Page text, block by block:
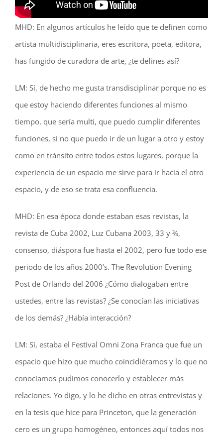
MHD: En algunos artículos he leído que te definen como
artista multidisciplinaria, eres escritora, poeta, editora,
has fungido de curadora de arte, ¿te defines así?
LM: Sí, de hecho me gusta transdisciplinar porque no es
que estoy haciendo diferentes funciones al mismo
tiempo, que sería multi, que puedo cumplir diferentes
funciones, si no que puedo ir de un lugar a otro y estoy
como en tránsito entre todos estos lugares, porque la
experiencia de un espacio me sirve para ir hacia el otro
espacio, y de eso se trata esa confluencia.
MHD: En esa época donde estaban esas revistas, la
revista de Cuba 2002, Luz Cubana 2003, 33 y ¾,
consenso, diáspora fue hasta el 2002, pero fue todo ese
periodo de los años 2000’s. The Revolution Evening
Post de Orlando del 2006 ¿Cómo dialogaban entre
ustedes, entre las revistas? ¿Se conocían las iniciativas
de los demás? ¿Había interacción?
LM: Sí, estaba el Festival Omni Zona Franca que fue un
espacio que hizo que mucho coincidiéramos y lo que no
conocíamos pudimos conocerlo y establecer más
relaciones. Yo digo, y lo he dicho en otras entrevistas y
en la tesis que hice para Princeton, que la generación
cero es un grupo homogéneo, entonces aquí todos nos